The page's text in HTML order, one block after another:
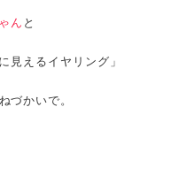
ん と
見えるイヤリング」
づかいで。